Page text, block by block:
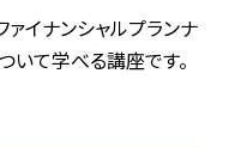
イナンシャルプランナ
いて学べる講座です。